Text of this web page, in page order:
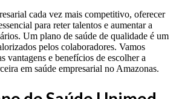
cada vez mais competitivo, oferecer
para reter talentos e aumentar a
Um plano de saúde de qualidade é um
pelos colaboradores. Vamos
vantagens e benefícios de escolher a
em saúde empresarial no Amazonas.